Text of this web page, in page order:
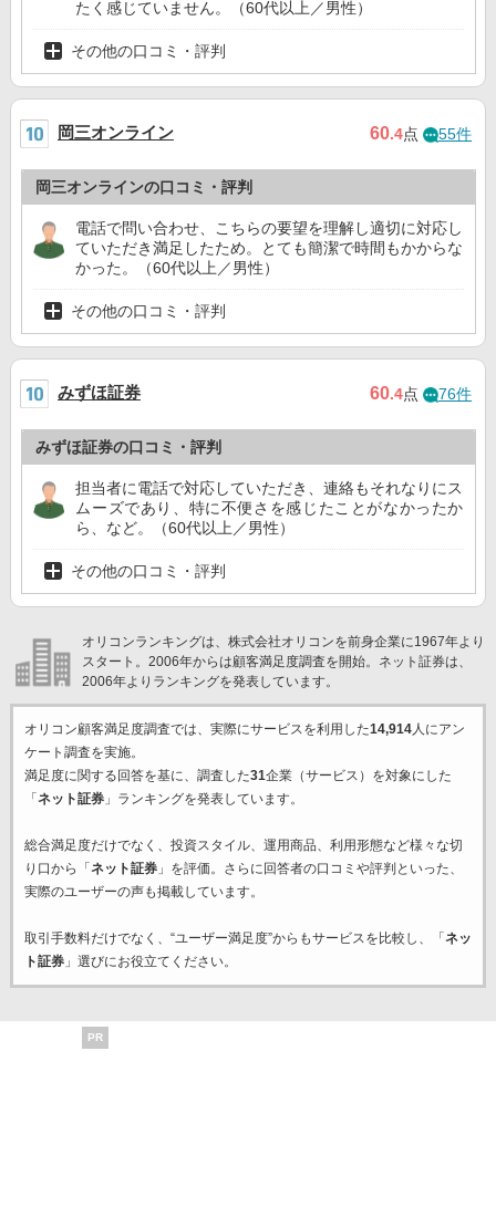
たく感じていません。（60代以上／男性）
その他の口コミ・評判
岡三オンライン 60.4点 55件
岡三オンラインの口コミ・評判
電話で問い合わせ、こちらの要望を理解し適切に対応し
ていただき満足したため。とても簡潔で時間もかからな
かった。（60代以上／男性）
その他の口コミ・評判
みずほ証券 60.4点 76件
みずほ証券の口コミ・評判
担当者に電話で対応していただき、連絡もそれなりにス
ムーズであり、特に不便さを感じたことがなかったか
ら、など。（60代以上／男性）
その他の口コミ・評判
オリコンランキングは、株式会社オリコンを前身企業に1967年より
スタート。2006年からは顧客満足度調査を開始。ネット証券は、
2006年よりランキングを発表しています。
オリコン顧客満足度調査では、実際にサービスを利用した14,914人にアン
ケート調査を実施。
満足度に関する回答を基に、調査した31企業（サービス）を対象にした
「ネット証券」ランキングを発表しています。
総合満足度だけでなく、投資スタイル、運用商品、利用形態など様々な切
り口から「ネット証券」を評価。さらに回答者の口コミや評判といった、
実際のユーザーの声も掲載しています。
取引手数料だけでなく、“ユーザー満足度”からもサービスを比較し、「ネッ
ト証券」選びにお役立てください。
PR